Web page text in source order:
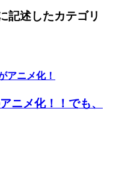
記述したカテゴリ
アニメ化！
ニメ化！！でも、